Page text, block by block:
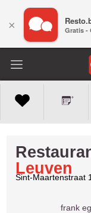
Leuven
Sint-Maartenstraat
frank
× Gratis -